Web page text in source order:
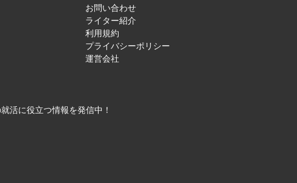
お問い合わせ
ライター紹介
利用規約
プライバシーポリシー
運営会社
活に役立つ情報を発信中！